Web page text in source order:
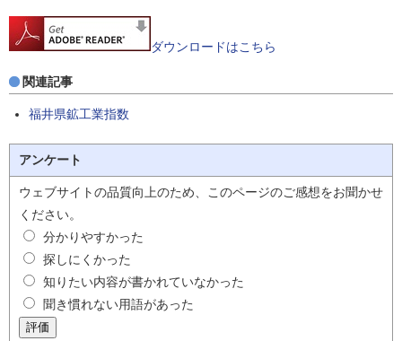
ダウンロードはこちら
関連記事
福井県鉱工業指数
アンケート
ウェブサイトの品質向上のため、このページのご感想をお聞かせ
ください。
分かりやすかった
探しにくかった
知りたい内容が書かれていなかった
聞き慣れない用語があった